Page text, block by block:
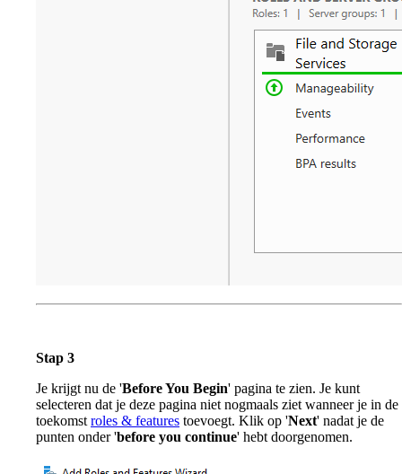
Stap 3
Je krijgt nu de 'Before You Begin' pagina te zien. Je kunt
selecteren dat je deze pagina niet nogmaals ziet wanneer je in de
toekomst roles & features toevoegt. Klik op 'Next' nadat je de
punten onder 'before you continue' hebt doorgenomen.